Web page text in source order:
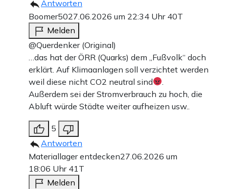
Antworten
Boomer5027.06.2026 um 22:34 Uhr 40T
Melden
@Querdenker (Original)
…das hat der ÖRR (Quarks) dem „Fußvolk“ doch
erklärt. Auf Klimaanlagen soll verzichtet werden
weil diese nicht CO2 neutral sind
Außerdem sei der Stromverbrauch zu hoch, die
Abluft würde Städte weiter aufheizen usw..
5
Antworten
Materiallager entdecken27.06.2026 um
18:06 Uhr 41T
Melden